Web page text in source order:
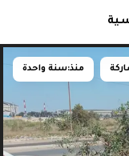
منذ:سنة واحدة